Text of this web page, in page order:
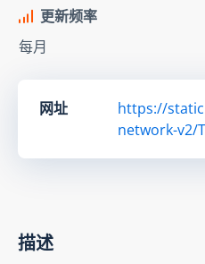
更新频率
每月
网址
https://
network-v2/
描述